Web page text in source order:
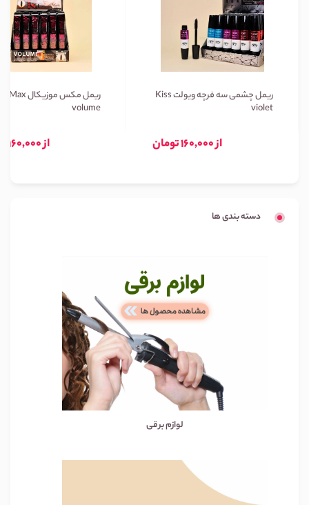
ریمل چشمی سه فرچه ویولت Kiss
violet
از 160,000 تومان
ریمل مکس موزیکال Max
volume
از 160,000 تومان
دسته بندی ها
لوازم برقی